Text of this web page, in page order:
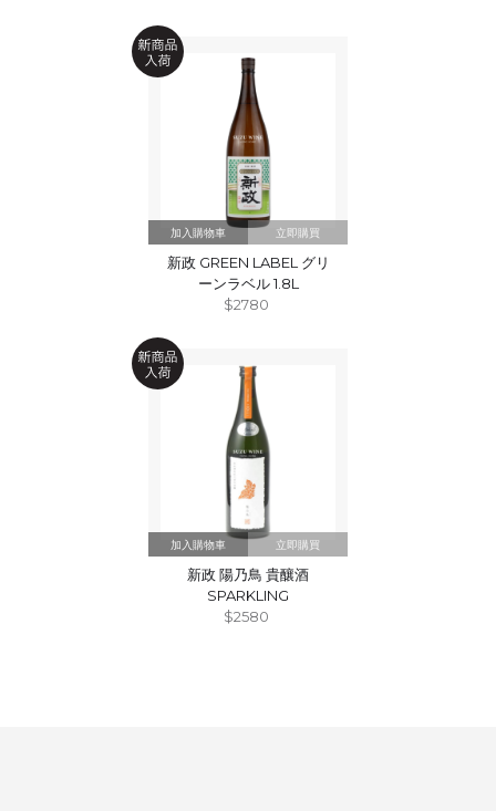
立即購買
新政 GREEN LABEL グリ
ーンラベル 1.8L
$2780
立即購買
新政 陽乃鳥 貴釀酒
SPARKLING
$2580